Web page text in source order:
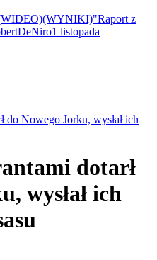
(WYNIKI)"Raport z
1 listopada
do Nowego Jorku, wysłał ich
dotarł
wysłał ich